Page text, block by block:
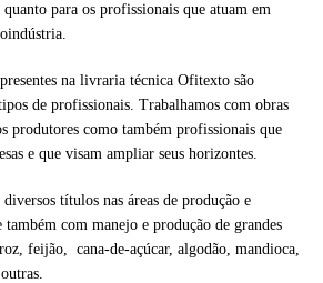
para os profissionais que atuam em
na livraria técnica Ofitexto são
de profissionais. Trabalhamos com obras
produtores como também profissionais que
e que visam ampliar seus horizontes.
títulos nas áreas de produção e
também com manejo e produção de grandes
feijão, cana-de-açúcar, algodão, mandioca,